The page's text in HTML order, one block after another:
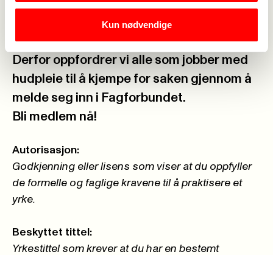
Kun nødvendige
helsepersonelloven som autorisert personell.
Fagforbundet har lang erfaring med slike saker
som er både krevende og langvarige prosesser.
Derfor oppfordrer vi alle som jobber med
hudpleie til å kjempe for saken gjennom å
melde seg inn i Fagforbundet.
Bli medlem nå!
Autorisasjon:
Godkjenning eller lisens som viser at du oppfyller
de formelle og faglige kravene til å praktisere et
yrke.
Beskyttet tittel:
Yrkestittel som krever at du har en bestemt